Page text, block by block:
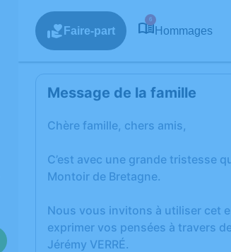
Faire-part
6
Hommages
Message de la famille
Chère famille, chers amis,
C’est avec une grande tristesse
Montoir de Bretagne.
Nous vous invitons à utiliser cet
exprimer vos pensées à travers
Jérémy VERRÉ.